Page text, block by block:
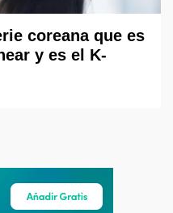
coreana que es
y es el K-